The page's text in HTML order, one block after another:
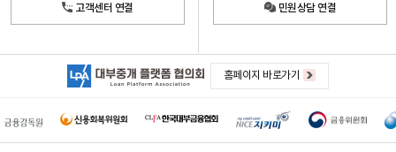
고객센터 연결 민원상담 연결
홈페이지 바로가기